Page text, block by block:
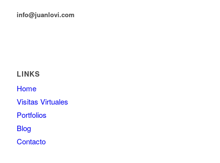
info@juanlovi.com
LINKS
Home
Visitas Virtuales
Portfolios
Blog
Contacto